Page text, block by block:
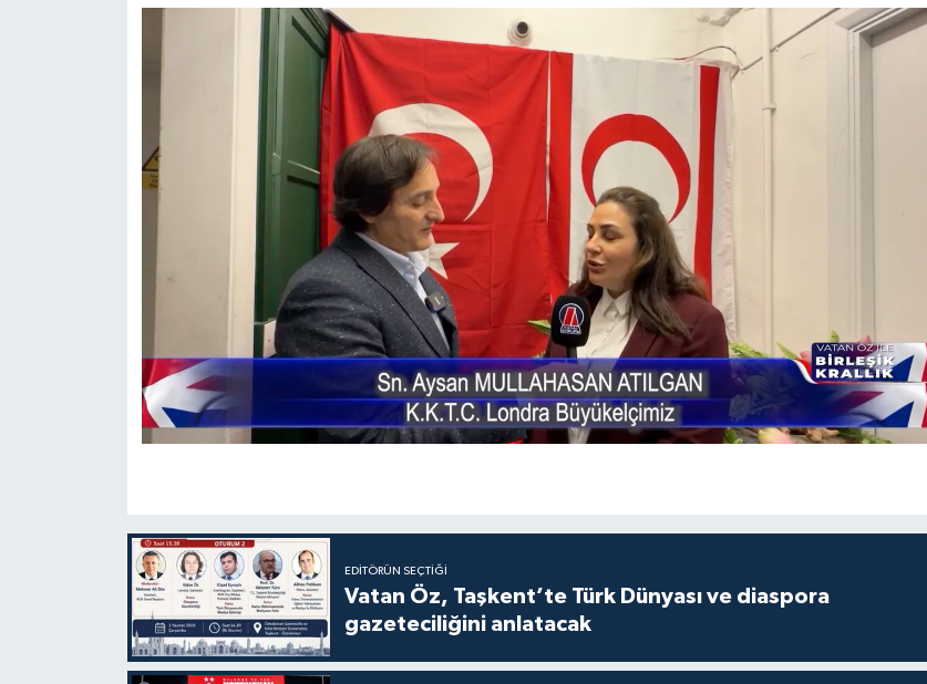
EDITÖRÜN SEÇTIĞI
Vatan Öz, Taşkent’te Türk Dünyası ve diaspora
gazeteciliğini anlatacak